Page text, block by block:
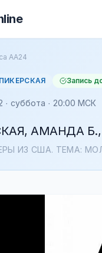
АА24
Запись
· суббота · 20:00 МСК
АМАНДА Б.,
ИЗ США. ТЕМА: